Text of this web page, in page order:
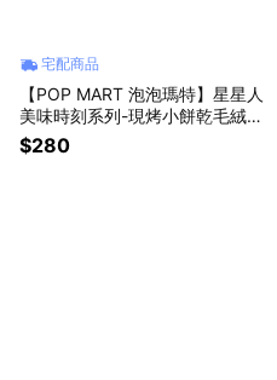
宅配商品
【POP MART 泡泡瑪特】星星人
美味時刻系列-現烤小餅乾毛絨掛
件盲盒(1入)
$280